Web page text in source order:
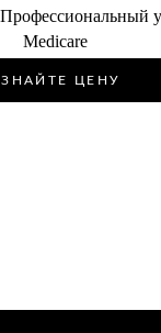
Профессиональный
Medicare
ЦЕНУ